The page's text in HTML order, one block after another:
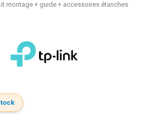
montage + guide + accessoires étanches